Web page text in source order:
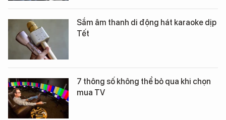
Sắm âm thanh di động hát karaoke dịp
Tết
7 thông số không thể bỏ qua khi chọn
mua TV